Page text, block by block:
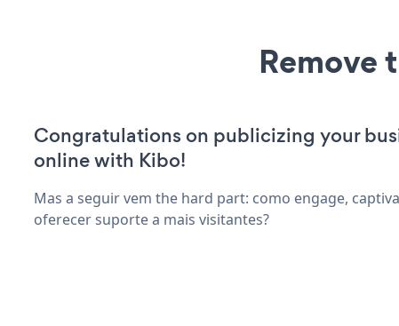
Remove
Congratulations on publicizing your
online with Kibo!
Mas a seguir vem the hard part: como engage,
oferecer suporte a mais visitantes?